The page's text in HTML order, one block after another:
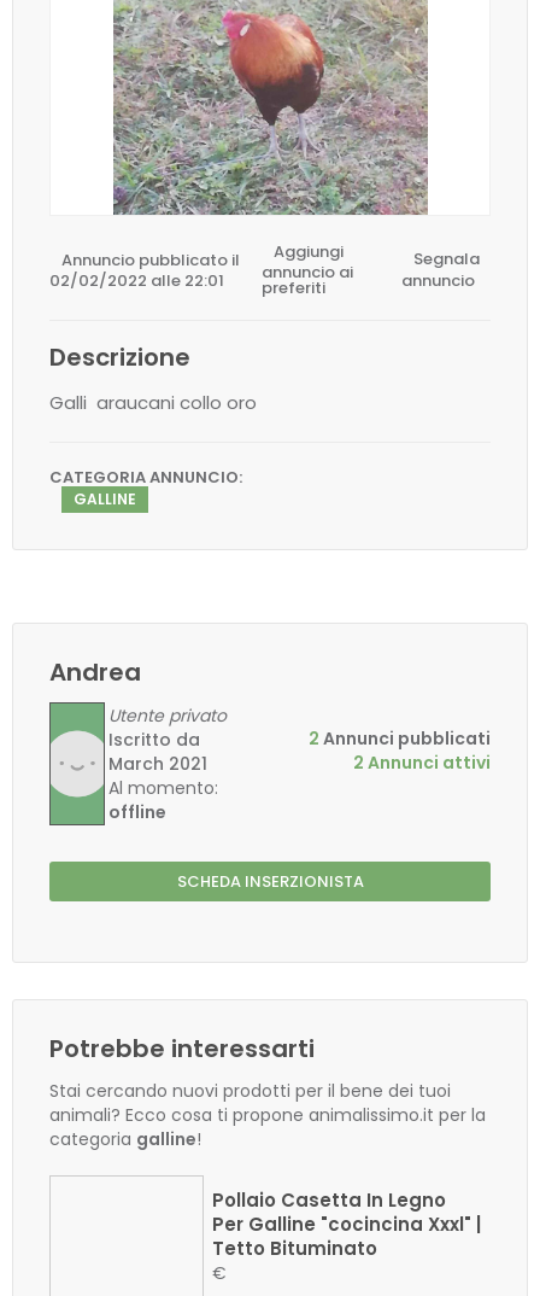
Annuncio pubblicato il
02/02/2022 alle 22:01
Aggiungi
annuncio ai
preferiti
Segnala
annuncio
Descrizione
Galli araucani collo oro
CATEGORIA ANNUNCIO:
GALLINE
Andrea
Utente privato
Iscritto da
March 2021
Al momento:
offline
2 Annunci pubblicati
2 Annunci attivi
SCHEDA INSERZIONISTA
Potrebbe interessarti
Stai cercando nuovi prodotti per il bene dei tuoi
animali? Ecco cosa ti propone animalissimo.it per la
categoria galline!
Pollaio Casetta In Legno
Per Galline "cocincina Xxxl" |
Tetto Bituminato
€